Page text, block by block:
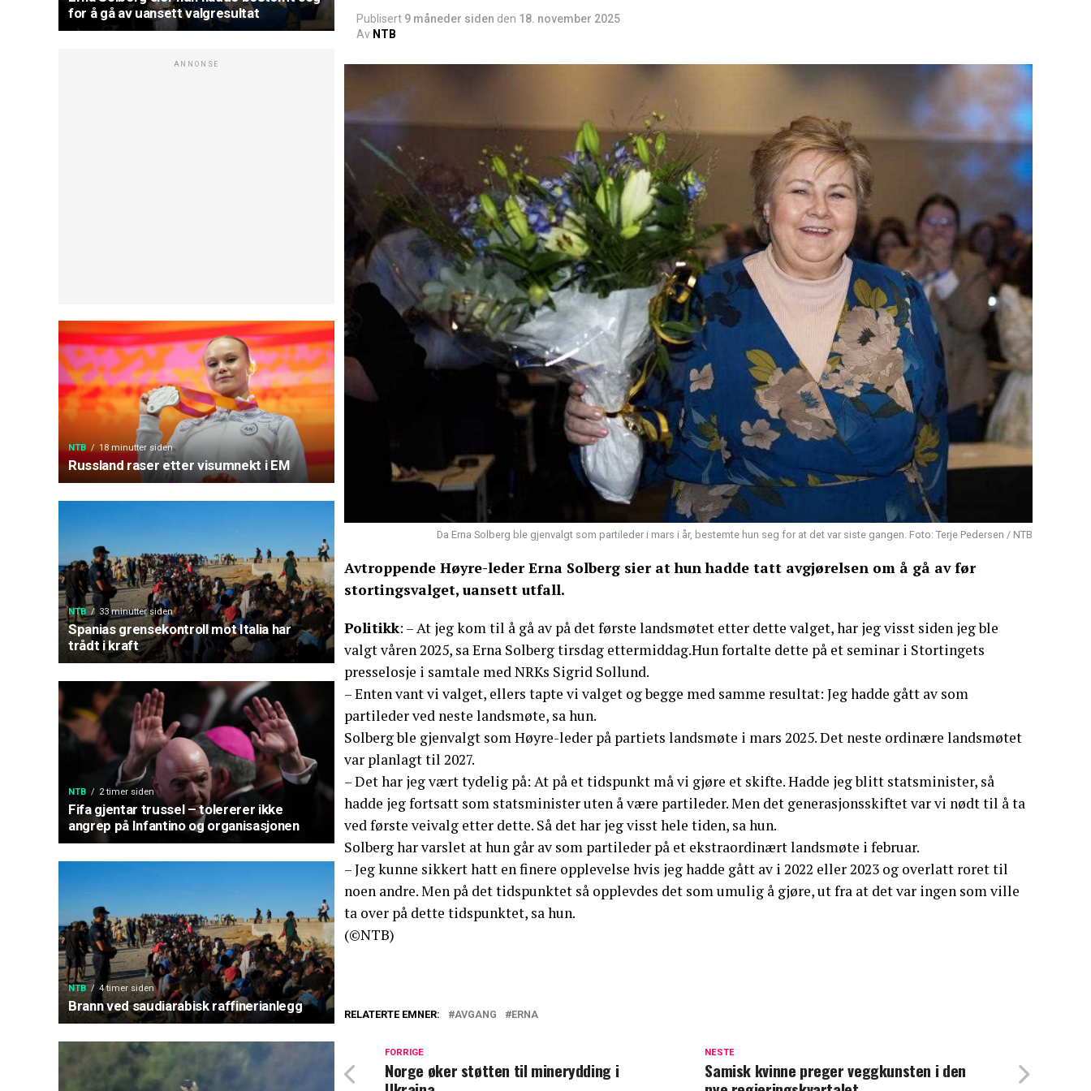
for å gå av uansett valgresultat
ANNONSE
NTB 18 minutter siden
Russland raser etter visumnekt i EM
NTB 33 minutter siden
Spanias grensekontroll mot Italia har
trådt i kraft
NTB 2 timer siden
Fifa gjentar trussel – tolererer ikke
angrep på Infantino og organisasjonen
NTB 4 timer siden
Brann ved saudiarabisk raffinerianlegg
Publisert 9 måneder siden den 18. november 2025
Av NTB
Da Erna Solberg ble gjenvalgt som partileder i mars i år, bestemte hun seg for at det var siste gangen. Foto: Terje Pedersen / NTB
Avtroppende Høyre-leder Erna Solberg sier at hun hadde tatt avgjørelsen om å gå av før
stortingsvalget, uansett utfall.
Politikk: – At jeg kom til å gå av på det første landsmøtet etter dette valget, har jeg visst siden jeg ble
valgt våren 2025, sa Erna Solberg tirsdag ettermiddag.Hun fortalte dette på et seminar i Stortingets
presselosje i samtale med NRKs Sigrid Sollund.
– Enten vant vi valget, ellers tapte vi valget og begge med samme resultat: Jeg hadde gått av som
partileder ved neste landsmøte, sa hun.
Solberg ble gjenvalgt som Høyre-leder på partiets landsmøte i mars 2025. Det neste ordinære landsmøtet
var planlagt til 2027.
– Det har jeg vært tydelig på: At på et tidspunkt må vi gjøre et skifte. Hadde jeg blitt statsminister, så
hadde jeg fortsatt som statsminister uten å være partileder. Men det generasjonsskiftet var vi nødt til å ta
ved første veivalg etter dette. Så det har jeg visst hele tiden, sa hun.
Solberg har varslet at hun går av som partileder på et ekstraordinært landsmøte i februar.
– Jeg kunne sikkert hatt en finere opplevelse hvis jeg hadde gått av i 2022 eller 2023 og overlatt roret til
noen andre. Men på det tidspunktet så opplevdes det som umulig å gjøre, ut fra at det var ingen som ville
ta over på dette tidspunktet, sa hun.
(©NTB)
RELATERTE EMNER: AVGANG ERNA
NESTE
Samisk kvinne preger veggkunsten i den
FORRIGE
Norge øker støtten til minerydding i